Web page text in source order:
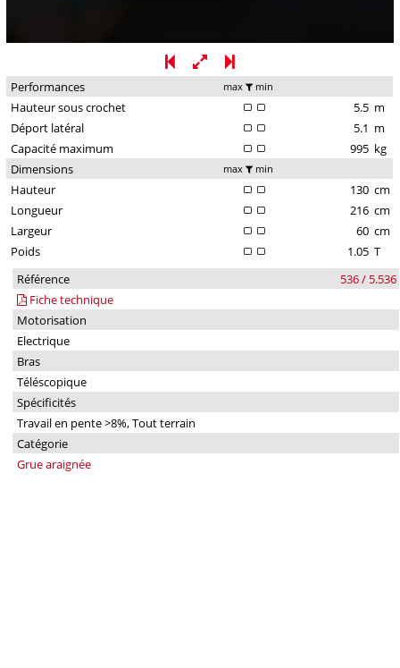
Performances max min
Hauteur sous crochet 5.5 m
Déport latéral
5.1 m
Capacité maximum
995 kg
Dimensions
max min
Hauteur 130 cm
Longueur
216 cm
Largeur
60 cm
Poids
1.05 T
Référence
536 / 5.536
Fiche technique
Motorisation
Electrique
Bras
Téléscopique
Spécificités
Travail en pente >8%, Tout terrain
Catégorie
Grue araignée